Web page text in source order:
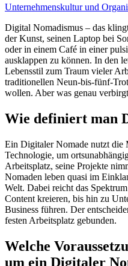
Unternehmenskultur und
Digital Nomadismus – das
der Kunst, seinen Laptop bei
oder in einem Café in einer
ausklappen zu können. In den
Lebensstil zum Traum vieler
traditionellen Neun-bis-fünf-
wollen. Aber was genau
Wie definiert man
Ein Digitaler Nomade nutzt die
Technologie, um
Arbeitsplatz, seine Projekte
Nomaden leben quasi im
Welt. Dabei reicht das
Content kreieren, bis hin zu
Business führen. Der
festen Arbeitsplatz gebunden.
Welche
um ein Digitaler